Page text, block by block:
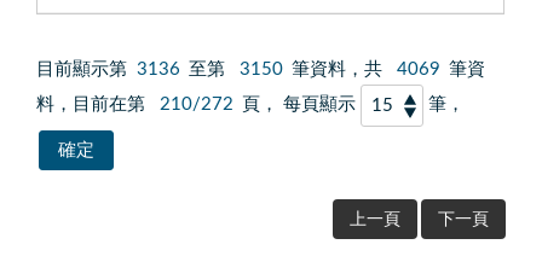
目前顯示第 3136 至第 3150 筆資料，共 4069 筆資
料，目前在第
210/272 頁， 每頁顯示 筆，
上一頁 下一頁